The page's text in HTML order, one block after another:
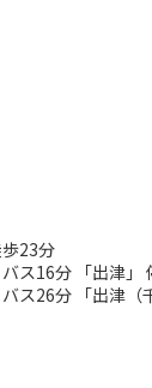
歩23分
バス16分 「出津」
バス26分 「出津（